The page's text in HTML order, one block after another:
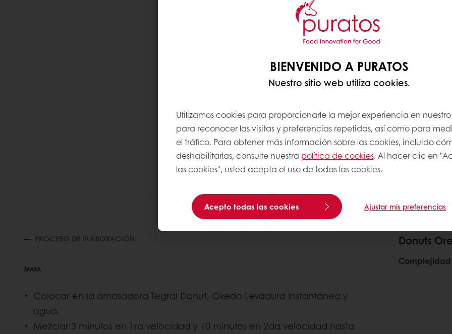
PROCESO DE ELABORACIÓN
MASA
Colocar en la amasadora Tegral Donut, Okedo Levadura Instantánea y
agua.
Mezclar 3 minutos en 1ra velocidad y 10 minutos en 2da velocidad hasta
Donuts
Complejidad
BIENVENIDO A PURATOS
Nuestro sitio web utiliza cookies.
Utilizamos cookies para proporcionarle la mejor experiencia en
para reconocer las visitas y preferencias repetidas, así como para
el tráfico. Para obtener más información sobre las cookies, incluido
deshabilitarlas, consulte nuestra política de cookies. Al hacer clic en
las cookies", usted acepta el uso de todas las cookies.
Acepto todas las cookies Ajustar mis preferencias